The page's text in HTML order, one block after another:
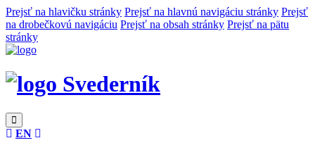
Prejsť na hlavičku stránky Prejsť na hlavnú navigáciu stránky Prejsť
na drobečkovú navigáciu Prejsť na obsah stránky Prejsť na pätu
stránky
Svederník
EN